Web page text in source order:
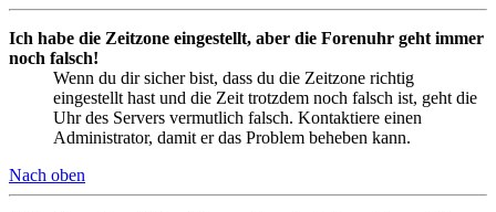
Ich habe die Zeitzone eingestellt, aber die Forenuhr geht immer
noch falsch!
Wenn du dir sicher bist, dass du die Zeitzone richtig
eingestellt hast und die Zeit trotzdem noch falsch ist, geht die
Uhr des Servers vermutlich falsch. Kontaktiere einen
Administrator, damit er das Problem beheben kann.
Nach oben